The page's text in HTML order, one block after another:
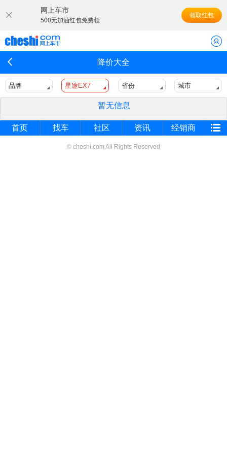
网上车市
500元加油红包免费领
领取红包
降价大全
品牌 星途EX7 省份 城市
暂无信息
首页 找车 社区 资讯 经销商
© cheshi.com All Rights Reserved